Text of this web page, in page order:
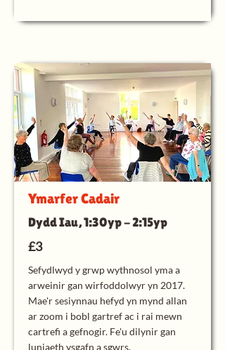
Ymarfer Cadair
Dydd Iau, 1:30yp - 2:15yp
£3
Sefydlwyd y grwp wythnosol yma a
arweinir gan wirfoddolwyr yn 2017.
Mae'r sesiynnau hefyd yn mynd allan
ar zoom i bobl gartref ac i rai mewn
cartrefi a gefnogir. Fe'u dilynir gan
luniaeth ysgafn a sgwrs.